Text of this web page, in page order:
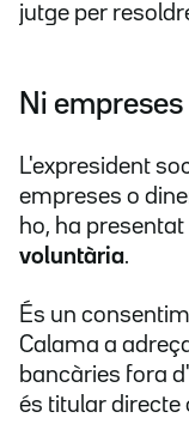
jutge per
Ni
L'expresident
empreses o
ho, ha presentat
voluntària.
És un
Calama a
bancàries fora
és titular directe